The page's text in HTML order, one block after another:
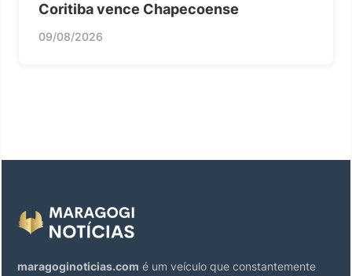
Coritiba vence Chapecoense
09/08/2026
maragoginoticias.com é um veículo que constantemente